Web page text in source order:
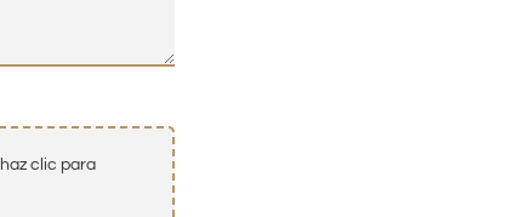
clic para